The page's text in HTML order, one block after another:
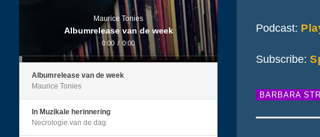
Maurice Tonies
Albumrelease van de week
0:00 / 0:00
Albumrelease van de week
Maurice Tonies
In Muzikale herinnering
Necrologie van de dag
Podcast:
Subscribe:
BARBARA